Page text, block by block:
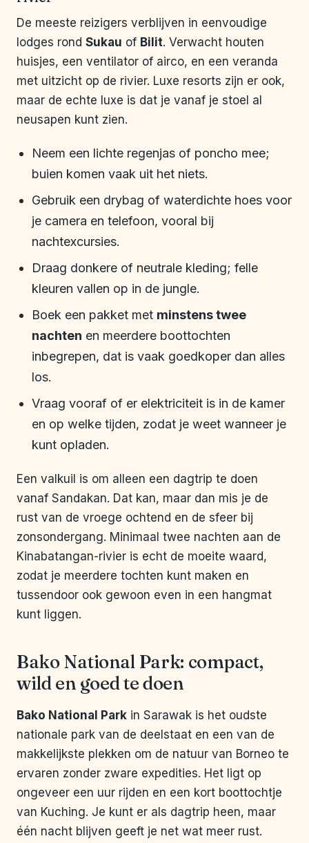
De meeste reizigers verblijven in eenvoudige
lodges rond Sukau of Bilit. Verwacht houten
huisjes, een ventilator of airco, en een veranda
met uitzicht op de rivier. Luxe resorts zijn er ook,
maar de echte luxe is dat je vanaf je stoel al
neusapen kunt zien.
Neem een lichte regenjas of poncho mee;
buien komen vaak uit het niets.
Gebruik een drybag of waterdichte hoes voor
je camera en telefoon, vooral bij
nachtexcursies.
Draag donkere of neutrale kleding; felle
kleuren vallen op in de jungle.
Boek een pakket met minstens twee
nachten en meerdere boottochten
inbegrepen, dat is vaak goedkoper dan alles
los.
Vraag vooraf of er elektriciteit is in de kamer
en op welke tijden, zodat je weet wanneer je
kunt opladen.
Een valkuil is om alleen een dagtrip te doen
vanaf Sandakan. Dat kan, maar dan mis je de
rust van de vroege ochtend en de sfeer bij
zonsondergang. Minimaal twee nachten aan de
Kinabatangan-rivier is echt de moeite waard,
zodat je meerdere tochten kunt maken en
tussendoor ook gewoon even in een hangmat
kunt liggen.
Bako National Park: compact,
wild en goed te doen
Bako National Park in Sarawak is het oudste
nationale park van de deelstaat en een van de
makkelijkste plekken om de natuur van Borneo te
ervaren zonder zware expedities. Het ligt op
ongeveer een uur rijden en een kort boottochtje
van Kuching. Je kunt er als dagtrip heen, maar
één nacht blijven geeft je net wat meer rust.